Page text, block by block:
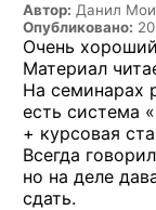
Автор: Данил
Опубликовано:
Очень
Материал
На семинарах
есть система
+ курсовая
Всегда
но на деле
сдать.